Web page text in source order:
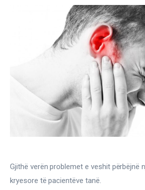
Endokrinologji
Gastroeneterologji
Gjinekologji/ Andrologji
Hematologji
Intervista
Mirëqenie
Gjithë verën problemet e veshit përbëjnë
kryesore të pacientëve tanë.